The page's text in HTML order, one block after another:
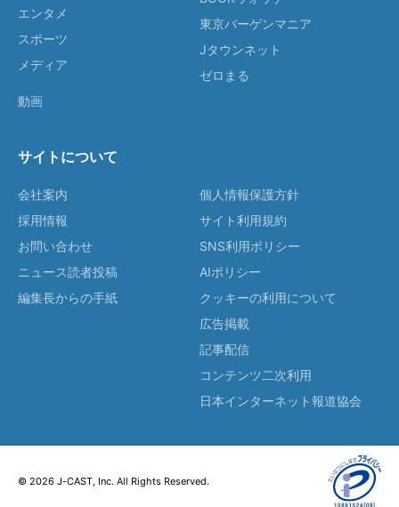
エンタメ
スポーツ
メディア
動画
東京バーゲンマニア
Jタウンネット
ゼロまる
サイトについて
会社案内
採用情報
お問い合わせ
ニュース読者投稿
編集長からの手紙
個人情報保護方針
サイト利用規約
SNS利用ポリシー
AIポリシー
クッキーの利用について
広告掲載
記事配信
コンテンツ二次利用
日本インターネット報道協会
© 2026 J-CAST, Inc. All Rights Reserved.